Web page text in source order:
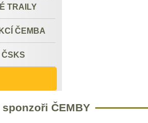
TRAILY
ČEMBA
ČEMBY